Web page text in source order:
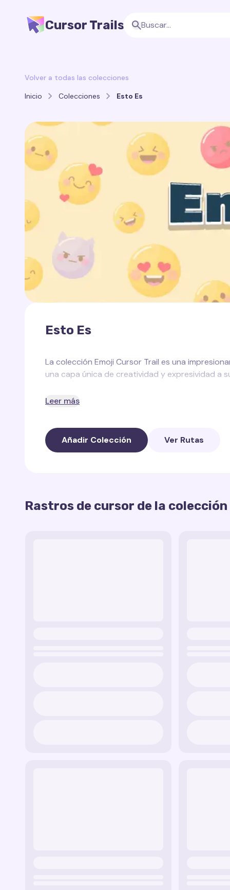
Cursor Trails
Volver a todas las colecciones
Inicio
Colecciones Esto Es
Esto Es
La colección Emoji Cursor Trail es una
una capa única de creatividad y expresividad a
Cada rastro de cursor de esta colección es un
Esta colección Emoji Cursor Trail contiene una
símbolos, animales y otras expresiones
mueven suavemente y permanecen en su lugar,
Leer más
Añadir Colección Ver Rutas
Rastros de cursor de la colección